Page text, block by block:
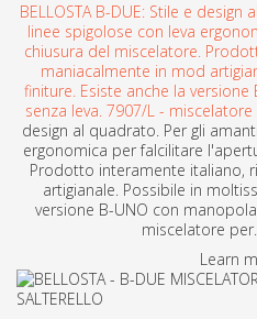
BELLOSTA B-DUE: Stile e
linee spigolose con leva
chiusura del miscelatore.
maniacalmente in mod
finiture. Esiste anche la
senza leva. 7907/L - miscelatore
design al quadrato. Per gli
ergonomica per falcilitare
Prodotto interamente italiano,
artigianale. Possibile in
versione B-UNO con
miscelatore
Learn